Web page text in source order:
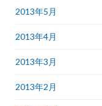
2013年5月
2013年4月
2013年3月
2013年2月